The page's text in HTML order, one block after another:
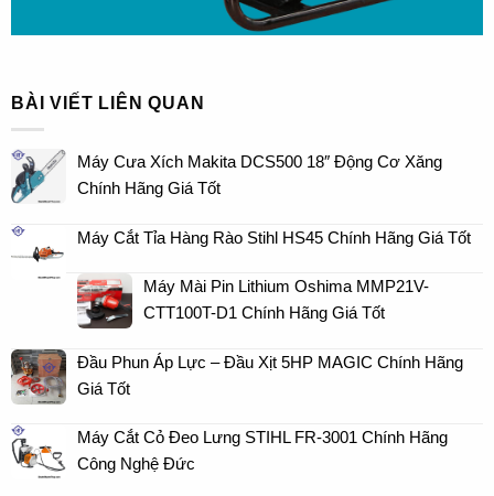
BÀI VIẾT LIÊN QUAN
Máy Cưa Xích Makita DCS500 18″ Động Cơ Xăng
Chính Hãng Giá Tốt
Máy Cắt Tỉa Hàng Rào Stihl HS45 Chính Hãng Giá Tốt
Máy Mài Pin Lithium Oshima MMP21V-
CTT100T-D1 Chính Hãng Giá Tốt
Đầu Phun Áp Lực – Đầu Xịt 5HP MAGIC Chính Hãng
Giá Tốt
Máy Cắt Cỏ Đeo Lưng STIHL FR-3001 Chính Hãng
Công Nghệ Đức